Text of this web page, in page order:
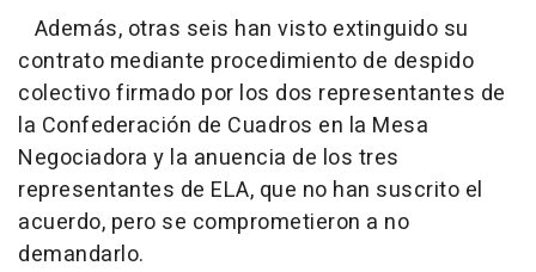
Además, otras seis han visto extinguido su
contrato mediante procedimiento de despido
colectivo firmado por los dos representantes de
la Confederación de Cuadros en la Mesa
Negociadora y la anuencia de los tres
representantes de ELA, que no han suscrito el
acuerdo, pero se comprometieron a no
demandarlo.